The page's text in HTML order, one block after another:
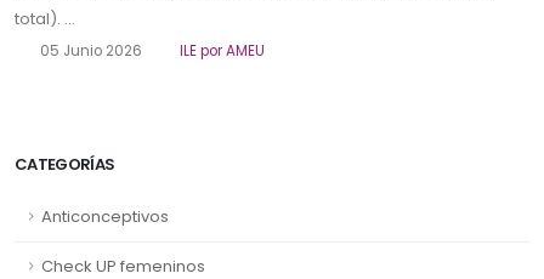
CATEGORÍAS
Anticonceptivos
Check UP femeninos
total). ...
05 Junio 2026 ILE por AMEU